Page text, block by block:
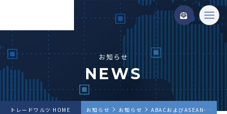
お知らせ
NEWS
トレードワルツ HOME お知らせ お知らせ ABACおよびASEAN-BACが主催する「第8回 Digital Trade Connect Network（DTCN）」にトレードワルツが登壇しました。